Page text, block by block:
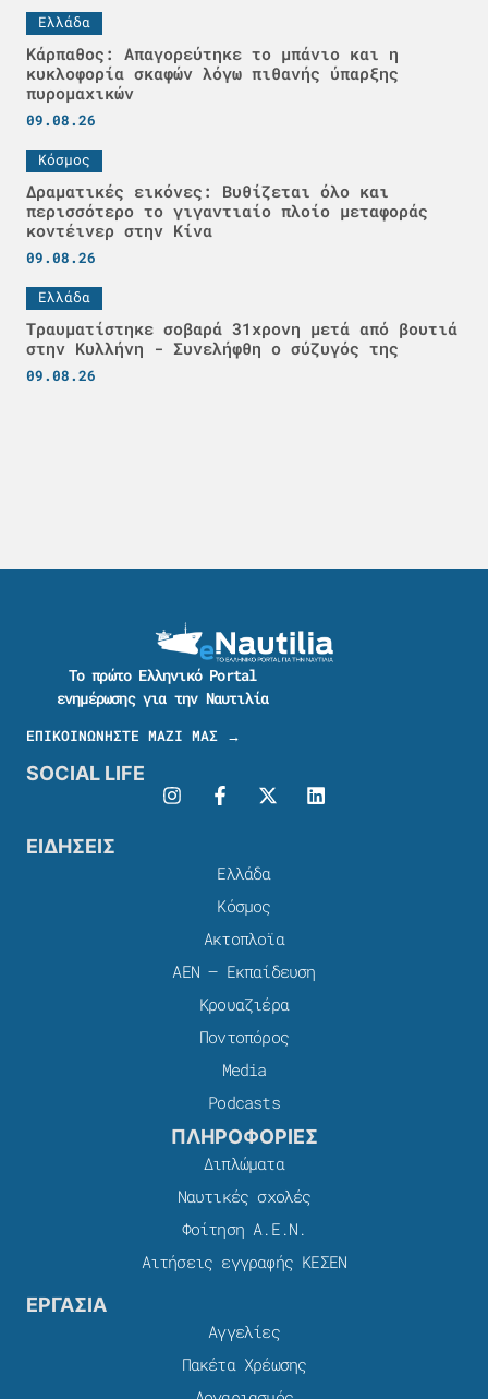
Ελλάδα
Κάρπαθος: Απαγορεύτηκε το μπάνιο και η
κυκλοφορία σκαφών λόγω πιθανής ύπαρξης
πυρομαχικών
09.08.26
Κόσμος
Δραματικές εικόνες: Βυθίζεται όλο και
περισσότερο το γιγαντιαίο πλοίο μεταφοράς
κοντέινερ στην Κίνα
09.08.26
Ελλάδα
Τραυματίστηκε σοβαρά 31χρονη μετά από βουτιά
στην Κυλλήνη - Συνελήφθη ο σύζυγός της
09.08.26
Το πρώτο Ελληνικό Portal
ενημέρωσης για την Ναυτιλία
ΕΠΙΚΟΙΝΩΝΗΣΤΕ ΜΑΖΙ ΜΑΣ →
SOCIAL LIFE
ΕΙΔΗΣΕΙΣ
Ελλάδα
Κόσμος
Ακτοπλοϊα
ΑΕΝ – Εκπαίδευση
Κρουαζιέρα
Ποντοπόρος
Media
Podcasts
ΠΛΗΡΟΦΟΡΙΕΣ
Διπλώματα
Ναυτικές σχολές
Φοίτηση Α.Ε.Ν.
Αιτήσεις εγγραφής ΚΕΣΕΝ
ΕΡΓΑΣΙΑ
Αγγελίες
Πακέτα Χρέωσης​